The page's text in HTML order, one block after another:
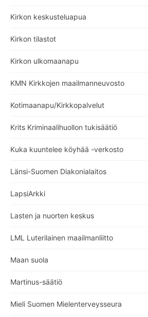
Kirkon keskusteluapua
Kirkon tilastot
Kirkon ulkomaanapu
KMN Kirkkojen maailmanneuvosto
Kotimaanapu/Kirkkopalvelut
Krits Kriminaalihuollon tukisäätiö
Kuka kuuntelee köyhää -verkosto
Länsi-Suomen Diakonialaitos
LapsiArkki
Lasten ja nuorten keskus
LML Luterilainen maailmanliitto
Maan suola
Martinus-säätiö
Mieli Suomen Mielenterveysseura